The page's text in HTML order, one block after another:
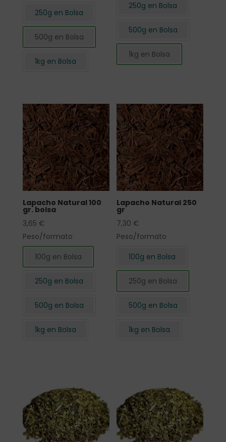
250g en Bolsa
500g en Bolsa
1kg en Bolsa
250g en Bolsa
500g en Bolsa
1kg en Bolsa
Lapacho Natural 100
gr. bolsa
3,65 €
Peso/formato
100g en Bolsa
250g en Bolsa
500g en Bolsa
1kg en Bolsa
Lapacho Natural 250
gr
7,30 €
Peso/formato
100g en Bolsa
250g en Bolsa
500g en Bolsa
1kg en Bolsa